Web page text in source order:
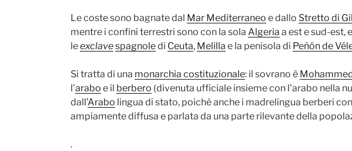
Le coste sono bagnate dal Mar Mediterraneo e dallo Stretto di
mentre i confini terrestri sono con la sola Algeria a est e sud-est,
leexclavespagnoledi Ceuta, Melilla e la penisola di Peñón de
Si tratta di una monarchia costituzionale: il sovrano è
l’arabo e il berbero (divenuta ufficiale insieme con l’arabo nella
dall’Arabo lingua di stato, poiché anche i madrelingua berberi
ampiamente diffusa e parlata da una parte rilevante della
.